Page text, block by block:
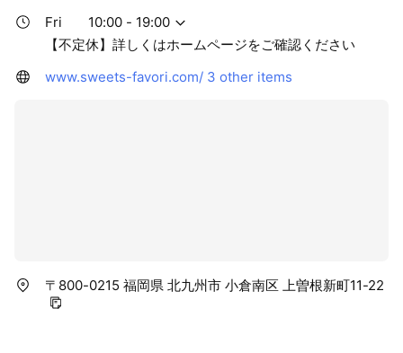
Fri
10:00 - 19:00
【不定休】詳しくはホームページをご確認ください
www.sweets-favori.com/ 3 other items
〒800-0215 福岡県 北九州市 小倉南区 上曽根新町11-22